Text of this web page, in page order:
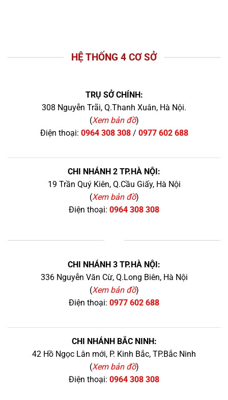
HỆ THỐNG 4 CƠ SỞ
TRỤ SỞ CHÍNH:
308 Nguyễn Trãi, Q.Thanh Xuân, Hà Nội.
(Xem bản đồ)
Điện thoại: 0964 308 308/ 0977 602 688
CHI NHÁNH 2 TP.HÀ NỘI:
19 Trần Quý Kiên, Q.Cầu Giấy, Hà Nội
(Xem bản đồ)
Điện thoại: 0964 308 308
CHI NHÁNH 3 TP.HÀ NỘI:
336 Nguyễn Văn Cừ, Q.Long Biên, Hà Nội
(Xem bản đồ)
Điện thoại: 0977 602 688
CHI NHÁNH BẮC NINH:
42 Hồ Ngọc Lân mới, P. Kinh Bắc, TP.Bắc Ninh
(Xem bản đồ)
Điện thoại: 0964 308 308